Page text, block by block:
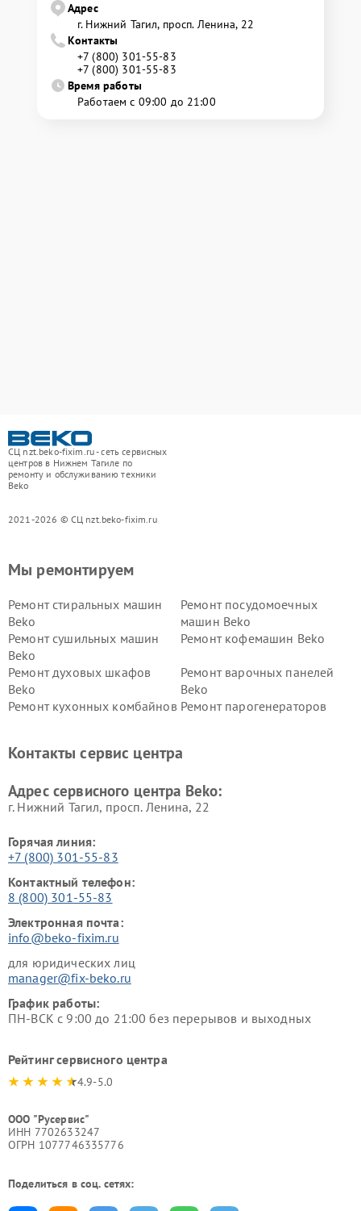
Адрес
г. Нижний Тагил, просп. Ленина, 22
Контакты
+7 (800) 301-55-83
+7 (800) 301-55-83
Время работы
Работаем с 09:00 до 21:00
СЦ nzt.beko-fixim.ru - сеть сервисных
центров в Нижнем Тагиле по
ремонту и обслуживанию техники
Beko
2021-2026 © СЦ nzt.beko-fixim.ru
Мы ремонтируем
Ремонт стиральных машин
Beko
Ремонт посудомоечных
машин Beko
Ремонт сушильных машин
Beko
Ремонт кофемашин Beko
Ремонт духовых шкафов
Beko
Ремонт варочных панелей
Beko
Ремонт кухонных комбайнов Ремонт парогенераторов
Ремонт холодильников Beko Ремонт морозильных камер
Контакты сервис центра
Адрес сервисного центра Beko:
г. Нижний Тагил, просп. Ленина, 22
Горячая линия:
+7 (800) 301-55-83
Контактный телефон:
8 (800) 301-55-83
Электронная почта:
info@beko-fixim.ru
для юридических лиц
manager@fix-beko.ru
График работы:
ПН-ВСК с 9:00 до 21:00 без перерывов и выходных
Рейтинг сервисного центра
4.9-5.0
ООО "Русервис"
ИНН 7702633247
ОГРН 1077746335776
Поделиться в соц. сетях: